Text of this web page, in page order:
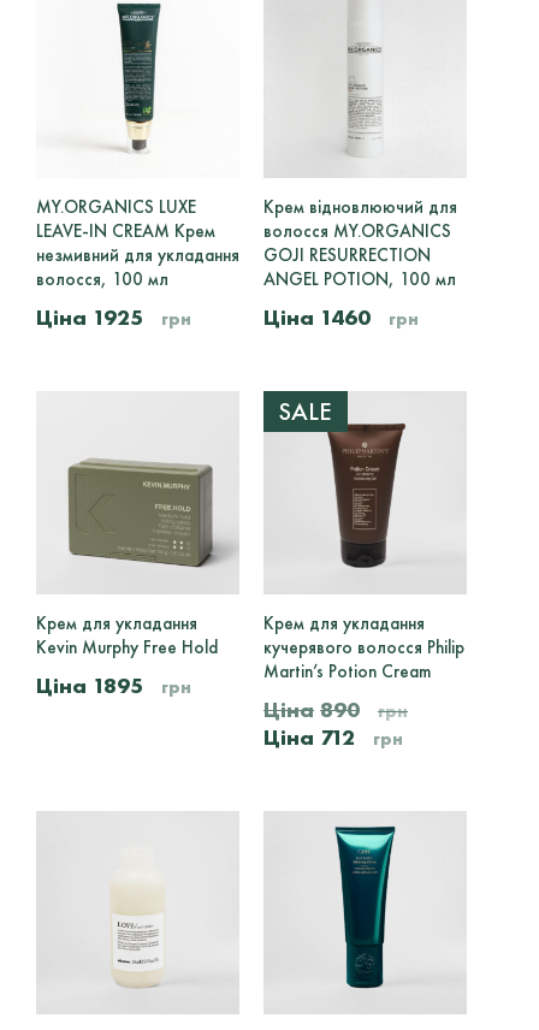
PHILIP MARTIN'S
MY.ORGANICS
DAVROE 1
Тип Волосся
Кучеряві 1
Об'єм
100g 1
Ціна
MY.ORGANICS LUXE
LEAVE-IN CREAM Крем
незмивний для укладання
волосся, 100 мл
1925 грн
Крем відновлюючий для
волосся MY.ORGANICS
GOJI RESURRECTION
ANGEL POTION, 100 мл
1460 грн
Крем для укладання
Kevin Murphy Free Hold
1895 грн
Цей
товар
має
варіантів.
Параметри
на
сторінці
товару
SALE
Крем для укладання
кучерявого волосся Philip
Martin’s Potion Cream
890 грн
Оригінальна
грн.
712 грн
грн.